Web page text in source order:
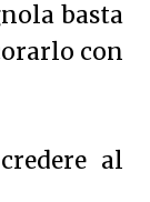
basta
con
al